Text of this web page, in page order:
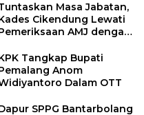
Masa Jabatan,
Cikendung Lewati
AMJ dengan
Tangkap Bupati
Anom
Dalam OTT
SPPG Bantarbolang